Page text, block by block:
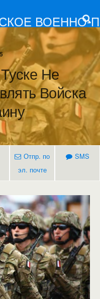
ВОЕННО-
Не
Войска
Отпр. по
эл. почте
SMS